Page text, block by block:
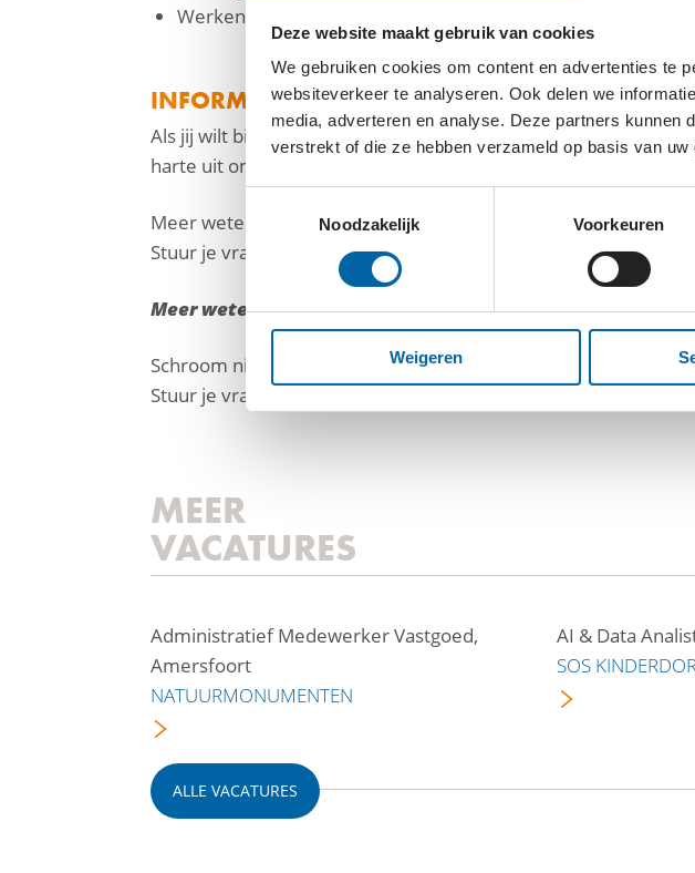
Deze website maakt gebruik van cookies
We gebruiken cookies om content en advertenties te
websiteverkeer te analyseren. Ook delen we
media, adverteren en analyse. Deze partners kunnen
verstrekt of die ze hebben verzameld op basis van
Noodzakelijk
Voorkeuren
Weigeren
Werken vanuit huis
INFORMEREN EN SOLLICITEREN
Als jij wilt bijdragen aan een constructieve en gastvrije online
harte uit om te solliciteren.
Meer weten of reageren? Denk niet langer na, maar neem
Stuur je vragen en/of korte motivatiebrief&CV naar onze
Meer weten of reageren?
Schroom niet en neem contact met ons op.
Stuur je vragen of sollicitatie naar
MEER
VACATURES
Administratief Medewerker Vastgoed,
Amersfoort
NATUURMONUMENTEN
AI & Data
SOS
ALLE VACATURES